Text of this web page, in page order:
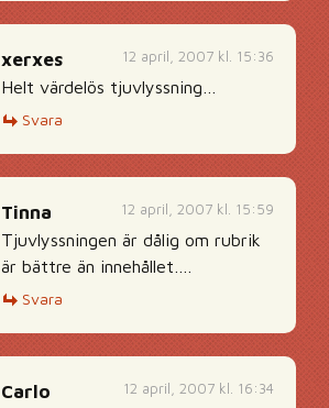
12 april, 2007 kl. 15:36
xerxes
Helt värdelös tjuvlyssning…
Svara
12 april, 2007 kl. 15:59
Tinna
Tjuvlyssningen är dålig om rubrik
är bättre än innehållet….
Svara
12 april, 2007 kl. 16:34
Carlo